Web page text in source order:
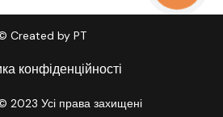
Created by PT
конфіденційності
2023 Усі права захищені